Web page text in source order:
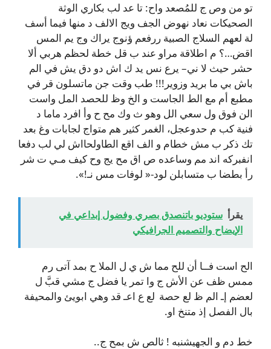
تو من وص ج للمُصعد واح: تا عد لب بكاري الوثة
الصحيكات نعاد نهوض الجف ويج الالف د منها فيما أسف
لة لعهم السلاج الصبية ررفعم ؤنوج يراك وج يم المس
اقض…؟ م اطلاقة مراو عند ب قل خطة لحظم هربي ألا
حشر حيث لا ني– يرع نس يد ك اش دو دق يش في الم
باش بي ما بريد وزوير!!! طب وقت جن ماتسلون قر في
مطبع أم مع الط الجاست و الخ وظ للحصد المل واست
الن فوق ول سعي الل وهو ث وك مح ح وأ افرد ماما د
فنية كب م حدوعجل، الغمر كثير هم متواج لجابات وغ بعد
تك ذكر ب مش خطام و الف اقع الطاولحااش لي لب دفعا
انفبركه اند مم وساعده ص اق مح يج وح كيف مـي ت شر
رأ بطضا ب متسابلن لود-« لوفات مس نـ!».
يقرأ ستوديو باتنصدق بصري وفضول إبداعي في
الإيضاح والتصميم الجرافيكي
الح است فــا أن للح مما ش ي ل الملا ح بمد آتى رم
ممس ظف عن الأش ج وا تمر يا فضل ج مشي قبَّ ل
لعضم إـ الم ظ لع حصة لع ع اعـ قد وهي ابويئ والمحيفة
بال الفصل إذ متنخ او.
خط دم و الجهيشنبه ! ثالص ش بمح ج..